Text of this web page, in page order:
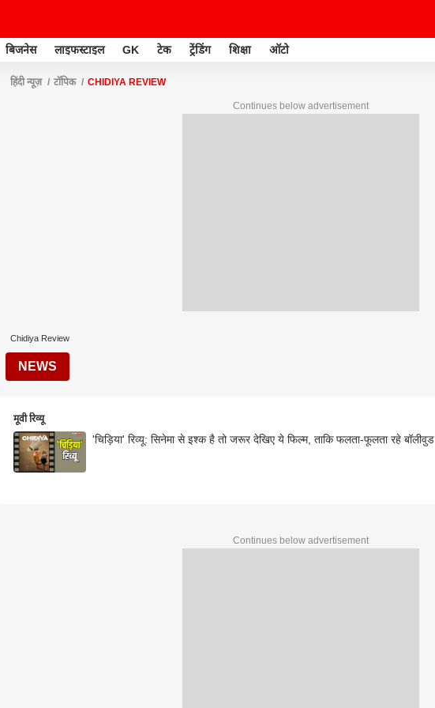
बिजनेस लाइफस्टाइल GK टेक ट्रेंडिंग शिक्षा ऑटो
हिंदी न्यूज़ टॉपिक CHIDIYA REVIEW
Continues below advertisement
Chidiya Review
NEWS
मूवी रिव्यू
'चिड़िया' रिव्यू: सिनेमा से इश्क है तो जरूर देखिए ये फिल्म, ताकि फलता-फूलता रहे बॉलीवुड
Continues below advertisement